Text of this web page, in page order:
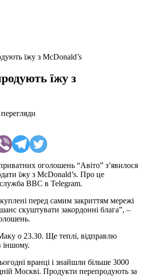
їжу з McDonald’s
їжу з
перегляди
оголошень “Авіто” з’явилося
їжу з McDonald’s. Про це
BBC в Telegram.
перед самим закриттям мережі
скуштувати закордонні блага”, –
о 23.30. Ще теплі, відправлю
іншому.
вранці і знайшли більше 3000
Москві. Продукти перепродують за